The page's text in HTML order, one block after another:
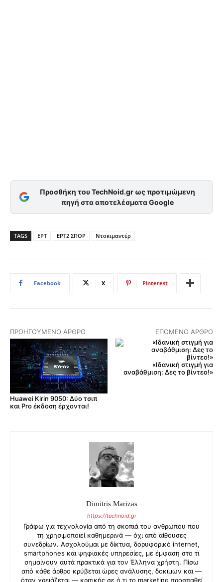
Προσθήκη του TechNoid.gr ως προτιμώμενη
πηγή στα αποτελέσματα Google
TAGS ΕΡΤ ΕΡΤ2 ΣΠΟΡ Ντοκιμαντέρ
Facebook X Pinterest
ΠΡΟΗΓΟΎΜΕΝΟ ΆΡΘΡΟ
Huawei Kirin 9050: Δύο τσιπ
και Pro έκδοση έρχονται!
ΕΠΌΜΕΝΟ ΆΡΘΡΟ
«Ιδανική στιγμή για
αναβάθμιση: Δες το βίντεο!»
Dimitris Marizas
https://technoid.gr
Γράφω για τεχνολογία από τη σκοπιά του ανθρώπου που
τη χρησιμοποιεί καθημερινά — όχι από αίθουσες
συνεδρίων. Ασχολούμαι με δίκτυα, δορυφορικό internet,
smartphones και ψηφιακές υπηρεσίες, με έμφαση στο τι
σημαίνουν αυτά πρακτικά για τον Έλληνα χρήστη. Πίσω
από κάθε άρθρο κρύβεται ώρες ανάλυσης, δοκιμών και —
όταν χρειάζεται — κριτικής σε ό,τι το marketing προσπαθεί